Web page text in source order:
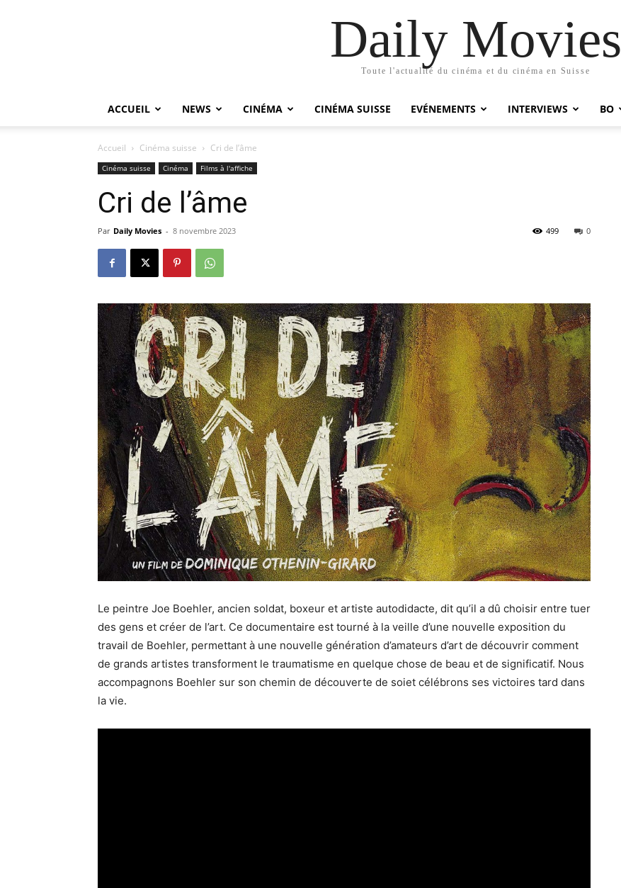
Daily Movies
Toute l'actualité du cinéma et du cinéma en Suisse
ACCUEIL NEWS CINÉMA CINÉMA SUISSE EVÉNEMENTS INTERVIEWS BO
Accueil Cinéma suisse Cri de l’âme
Cinéma suisse Cinéma Films à l'affiche
Cri de l’âme
Par Daily Movies - 8 novembre 2023 0
499
Le peintre Joe Boehler, ancien soldat, boxeur et artiste autodidacte, dit qu’il a dû choisir entre tuer
des gens et créer de l’art. Ce documentaire est tourné à la veille d’une nouvelle exposition du
travail de Boehler, permettant à une nouvelle génération d’amateurs d’art de découvrir comment
de grands artistes transforment le traumatisme en quelque chose de beau et de significatif. Nous
accompagnons Boehler sur son chemin de découverte de soiet célébrons ses victoires tard dans
la vie.